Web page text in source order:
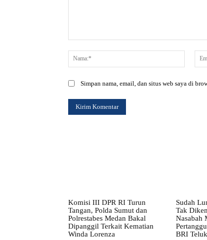
Nama:*
Simpan nama, email, dan situs web saya di
Komisi III DPR RI Turun
Tangan, Polda Sumut dan
Polrestabes Medan Bakal
Dipanggil Terkait Kematian
Winda Lorenza
Sudah
Tak
Nasabah
BRI